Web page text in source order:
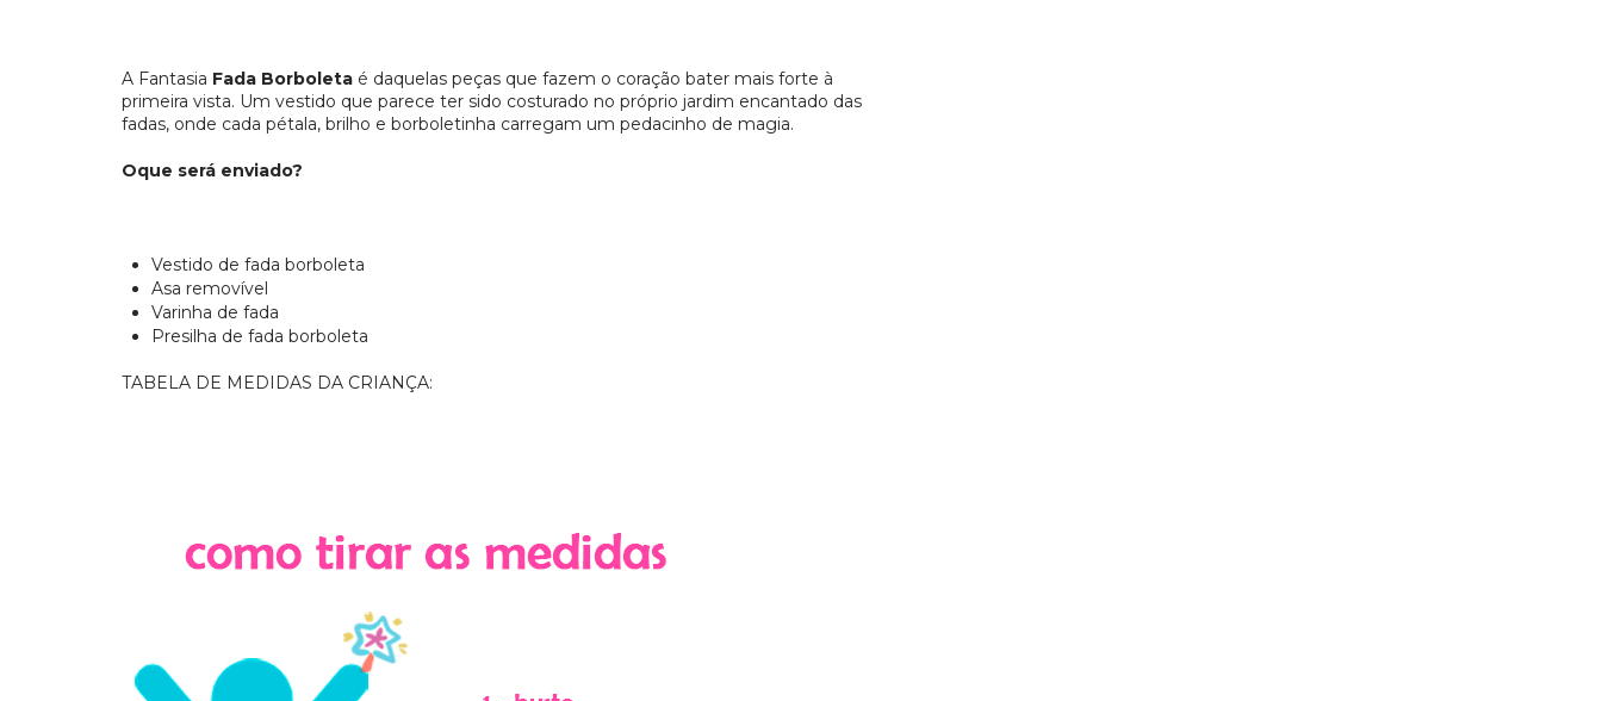
A Fantasia Fada Borboleta é daquelas peças que fazem o coração bater mais forte à
primeira vista. Um vestido que parece ter sido costurado no próprio jardim encantado das
fadas, onde cada pétala, brilho e borboletinha carregam um pedacinho de magia.
Oque será enviado?
Vestido de fada borboleta
Asa removível
Varinha de fada
Presilha de fada borboleta
TABELA DE MEDIDAS DA CRIANÇA: